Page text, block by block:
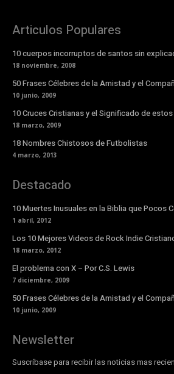
Articulos Populares
10 cuerpos incorruptos de santos sin
18 noviembre, 2008
50 Frases Célebres de la Amistad y el
10 junio, 2009
10 Cruces Cristianas y el Significado de
18 marzo, 2009
18 Nombres Chistosos de Futbolistas
4 marzo, 2013
Destacado
10 Muertes Inusuales en la Biblia que Pocos
1 abril, 2012
Los 10 Mejores Videos de Rock Indie
18 marzo, 2012
El problema con X – Por C.S. Lewis
7 diciembre, 2009
50 Frases Célebres de la Amistad y el
10 junio, 2009
Newsletter
Suscríbase para recibir las noticias mas